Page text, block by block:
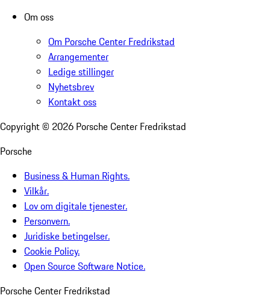
Om oss
Om Porsche Center Fredrikstad
Arrangementer
Ledige stillinger
Nyhetsbrev
Kontakt oss
Copyright © 2026 Porsche Center Fredrikstad
Porsche
Business & Human Rights.
Vilkår.
Lov om digitale tjenester.
Personvern.
Juridiske betingelser.
Cookie Policy.
Open Source Software Notice.
Porsche Center Fredrikstad